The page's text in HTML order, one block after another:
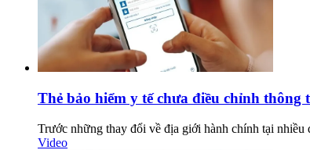
Thẻ bảo hiểm y tế chưa điều chỉnh
Trước những thay đổi về địa giới hành chính tại
Video